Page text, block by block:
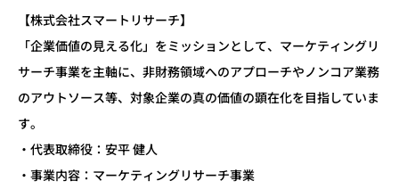
【株式会社スマートリサーチ】
「企業価値の見える化」をミッションとして、マーケティングリ
サーチ事業を主軸に、非財務領域へのアプローチやノンコア業務
のアウトソース等、対象企業の真の価値の顕在化を目指していま
す。
・代表取締役：安平 健人
・事業内容：マーケティングリサーチ事業